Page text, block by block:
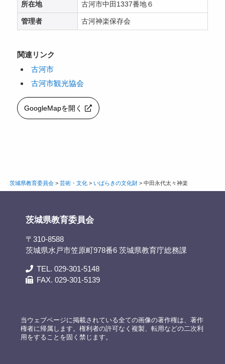
所在地 古河市中田1337番地６
管理者 古河神楽保存会
関連リンク
古河市
古河市観光協会
GoogleMapを開く
茨城県教育委員会> 芸術・文化> いばらきの文化財> 中田永代太々神楽
茨城県教育委員会
〒310-8588
茨城県水戸市笠原町978番6 茨城県教育庁総務課
TEL. 029-301-5148
FAX. 029-301-5139
当ウェブページに掲載されている全ての画像の著作権は、著作
権者に帰属します。権利者の許可なく複製、転用などの二次利
用をすることを固く禁じます。